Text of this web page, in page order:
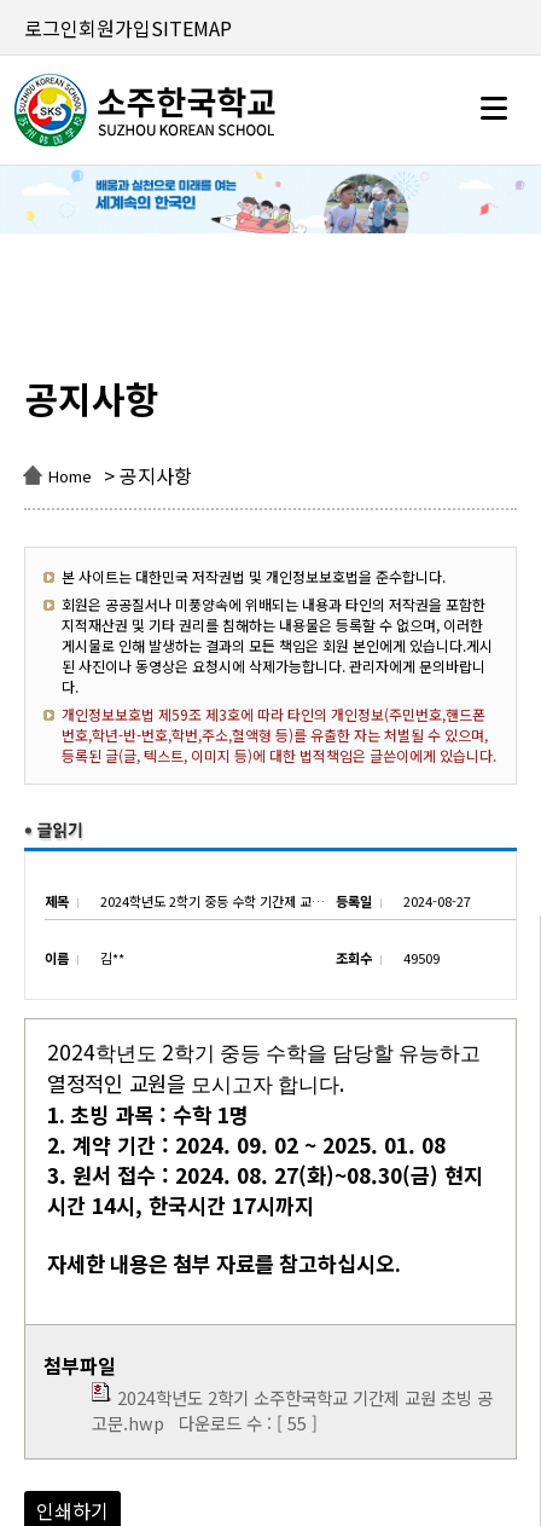
로그인회원가입SITEMAP
공지사항
Home > 공지사항
본 사이트는 대한민국 저작권법 및 개인정보보호법을 준수합니다.
회원은 공공질서나 미풍양속에 위배되는 내용과 타인의 저작권을 포함한
지적재산권 및 기타 권리를 침해하는 내용물은 등록할 수 없으며, 이러한
게시물로 인해 발생하는 결과의 모든 책임은 회원 본인에게 있습니다.게시
된 사진이나 동영상은 요청시에 삭제가능합니다. 관리자에게 문의바랍니
다.
개인정보보호법 제59조 제3호에 따라 타인의 개인정보(주민번호,핸드폰
번호,학년-반-번호,학번,주소,혈액형 등)를 유출한 자는 처벌될 수 있으며,
등록된 글(글, 텍스트, 이미지 등)에 대한 법적책임은 글쓴이에게 있습니다.
제목 2024학년도 2학기 중등 수학 기간제 교원 초빙 등록일 2024-08-27
이름 김** 조회수 49509
2024학년도 2학기 중등 수학을 담당할 유능하고
열정적인 교원을 모시고자 합니다.
1. 초빙 과목 : 수학 1명
2. 계약 기간 : 2024. 09. 02 ~ 2025. 01. 08
3. 원서 접수 : 2024. 08. 27(화)~08.30(금) 현지
시간 14시, 한국시간 17시까지
자세한 내용은 첨부 자료를 참고하십시오.
첨부파일
2024학년도 2학기 소주한국학교 기간제 교원 초빙 공
고문.hwp 다운로드 수 : [ 55 ]
인쇄하기